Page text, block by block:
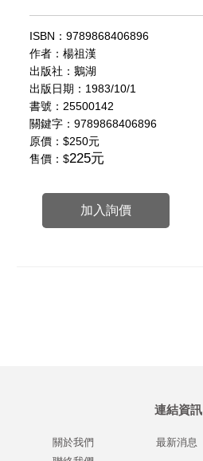
ISBN：9789868406896
作者：楊祖漢
出版社：鵝湖
出版日期：1983/10/1
書號：25500142
關鍵字：9789868406896
原價：$250元
售價：$225元
加入詢價
連結資訊
關於我們 最新消息